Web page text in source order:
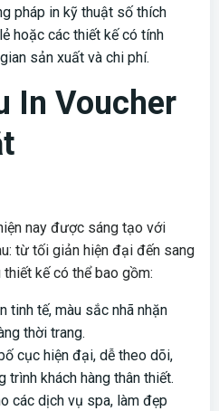
pháp in kỹ thuật số thích
hoặc các thiết kế có tính
sản xuất và chi phí.
In Voucher
nay được sáng tạo với
từ tối giản hiện đại đến sang
kế có thể bao gồm:
tinh tế, màu sắc nhã nhặn
thời trang.
cục hiện đại, dễ theo dõi,
trình khách hàng thân thiết.
các dịch vụ spa, làm đẹp